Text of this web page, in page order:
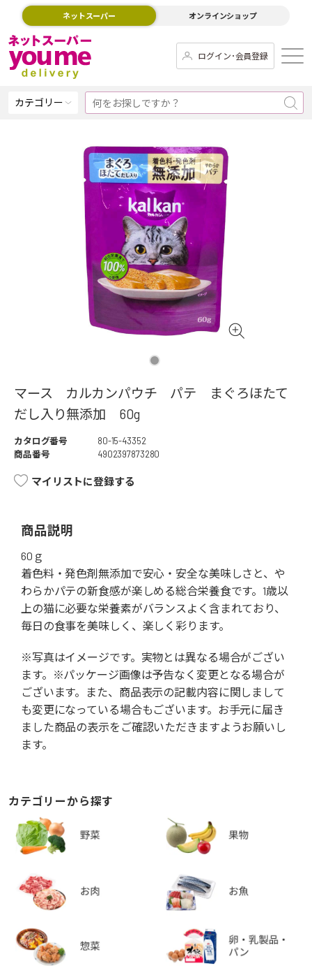
ネットスーパー オンラインショップ
ログイン･会員登録
カテゴリー
マース カルカンパウチ パテ まぐろほたて
だし入り無添加 60g
カタログ番号
80-15-43352
商品番号
4902397873280
マイリストに登録する
商品説明
60ｇ
着色料・発色剤無添加で安心・安全な美味しさと、や
わらかパテの新食感が楽しめる総合栄養食です。1歳以
上の猫に必要な栄養素がバランスよく含まれており、
毎日の食事を美味しく、楽しく彩ります。
※写真はイメージです。実物とは異なる場合がござい
ます。※パッケージ画像は予告なく変更となる場合が
ございます。また、商品表示の記載内容に関しまして
も変更になっている場合もございます。お手元に届き
ました商品の表示をご確認いただきますようお願いし
ます。
カテゴリーから探す